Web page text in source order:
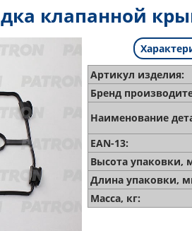
клапанной
Артикул изделия:
Бренд
Наименование
EAN-13:
Высота упаковки,
Длина упаковки,
Масса, кг: